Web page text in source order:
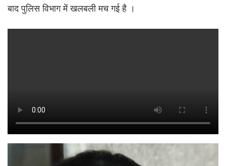
बाद पुलिस विभाग में खलबली मच गई है ।